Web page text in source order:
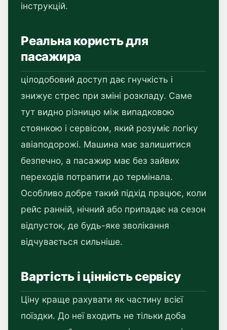
інструкцій.
Реальна користь для
пасажира
цілодобовий доступ дає гнучкість і
знижує стрес при зміні розкладу. Саме
тут видно різницю між випадковою
стоянкою і сервісом, який розуміє логіку
авіаподорожі. Машина має залишитися
безпечно, а пасажир має без зайвих
переходів потрапити до термінала.
Особливо добре такий підхід працює, коли
рейс ранній, нічний або припадає на сезон
відпусток, де будь-яке зволікання
відчувається сильніше.
Вартість і цінність сервісу
Ціну краще рахувати як частину всієї
поїздки. До неї входить не тільки доба